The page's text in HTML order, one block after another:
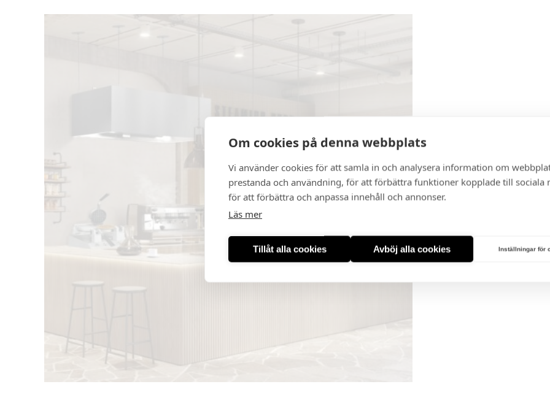
Om cookies på denna webbplats
Vi använder cookies för att samla in och analysera information om
prestanda och användning, för att förbättra funktioner kopplade till sociala
för att förbättra och anpassa innehåll och annonser.
Läs mer
Tillåt alla cookies Avböj alla cookies Inställningar för
Tovenco
MagiCAD-användare i
med hjälp av Tovenco
med måttskiss, luft och
Tovenco BIM-library